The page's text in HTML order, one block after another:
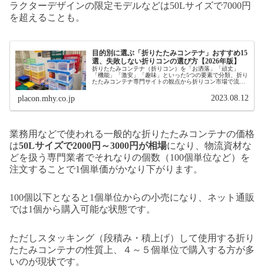
ラクターデザインの限定モデルなどは50Lサイズで7000円
を超えることも。
目的別に選ぶ「折りたたみコンテナ」おすすめ15
選、失敗しない折りコンの選び方【2026年版】
折りたたみコンテナ（折りコン）を「お洒落」「頑丈」
「機能」「激安」「趣味」といった5つの要素で分類、折り
たたみコンテナ専門サイトの観点から折りコン市場で流通
placon.mhy.co.jp 2023.08.12
業務用などで使われる一般的な折りたたみコンテナの価格
は50Lサイズで2000円～3000円が相場になり、物流資材な
どを扱う専門業者でそれなりの個数（100個単位など）を
注文することで1個単価がかなり下がります。
100個以下となると1個単位からの小売になり、ネット通販
では1個から購入可能な状態です。
ただしスタッキング（段積み・積上げ）して使用する折り
たたみコンテナの性質上、４～５個単位で購入する方が多
いのが現状です。